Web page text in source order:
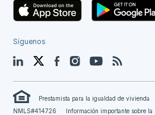
Síguenos
LinkedIn TwitterFacebookInstagramYouTube
Prestamista para la igualdad de vivienda
NMLS#414726
Información importante sobre la